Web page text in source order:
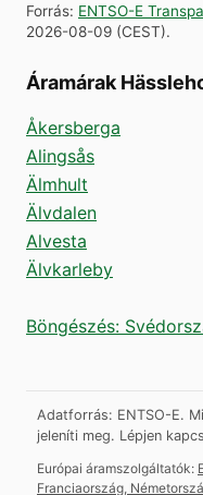
Forrás: ENTSO-E
2026-08-09 (CEST).
Áramárak
Åkersberga
Alingsås
Älmhult
Älvdalen
Alvesta
Älvkarleby
Böngészés:
Adatforrás: ENTSO-E.
jeleníti meg. Lépjen
Európai áramszolgáltatók:
Franciaország,